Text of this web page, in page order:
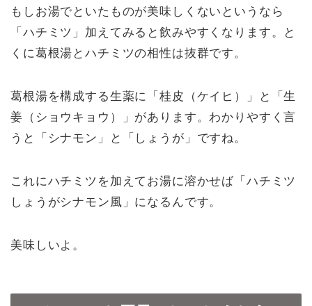
もしお湯でといたものが美味しくないというなら
「ハチミツ」加えてみると飲みやすくなります。と
くに葛根湯とハチミツの相性は抜群です。
葛根湯を構成する生薬に「桂皮（ケイヒ）」と「生
姜（ショウキョウ）」があります。わかりやすく言
うと「シナモン」と「しょうが」ですね。
これにハチミツを加えてお湯に溶かせば「ハチミツ
しょうがシナモン風」になるんです。
美味しいよ。